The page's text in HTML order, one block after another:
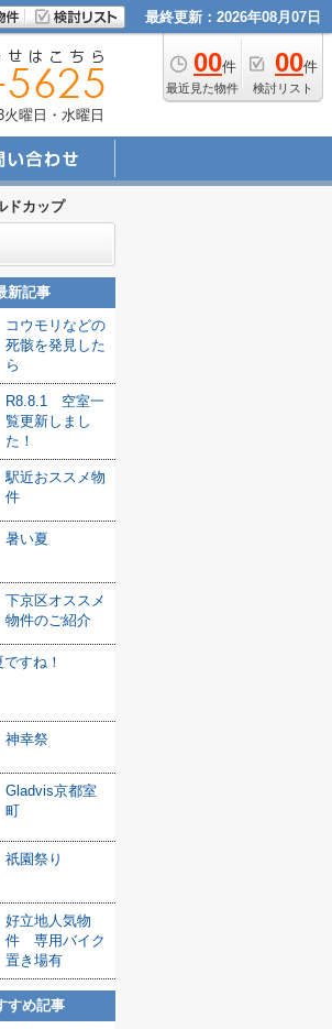
最終更新：2026年08月07日
00件
最近見た物件
00件
検討リスト
曜日・水曜日
ドカップ
新記事
コウモリなどの
死骸を発見した
ら
R8.8.1 空室一
覧更新しまし
た！
駅近おススメ物
件
暑い夏
下京区オススメ
物件のご紹介
ですね！
神幸祭
Gladvis京都室
町
祇園祭り
好立地人気物
件 専用バイク
置き場有
すめ記事